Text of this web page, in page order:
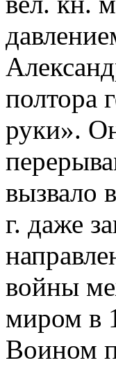
полтора
руки».
вызвало
г. даже
войны
миром в
Воином